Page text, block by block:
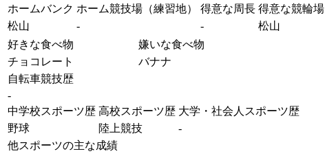
ホームバンク ホーム競技場（練習地） 得意な周長 得意な競輪場
松山
- - 松山
好きな食べ物
嫌いな食べ物
チョコレート
バナナ
自転車競技歴
-
中学校スポーツ歴 高校スポーツ歴 大学・社会人スポーツ歴
野球
陸上競技
-
他スポーツの主な成績